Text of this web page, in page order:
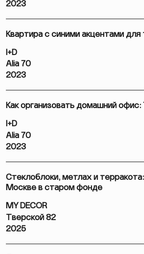
2023
Квартира с синими акцентами для
I+D
Alia 70
2023
Как организовать домашний офис:
I+D
Alia 70
2023
Стеклоблоки, метлах и
Москве в старом фонде
MY DECOR
Тверской 82
2025